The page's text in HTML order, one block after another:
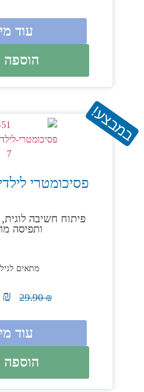
עוד
הוספה
במבצע!
פסיכומטרי
פיתוח חשיבה
ותפיסה
מתאים לגילאי
₪
29.90
₪
עוד
הוספה